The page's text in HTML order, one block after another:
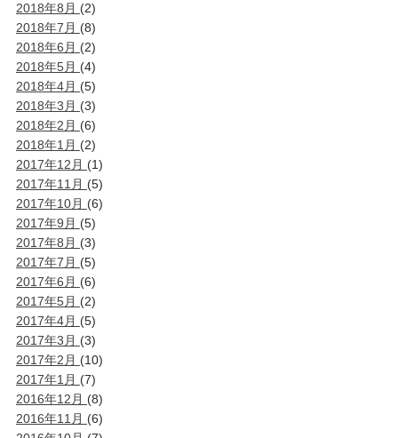
2018年8月 (2)
2018年7月 (8)
2018年6月 (2)
2018年5月 (4)
2018年4月 (5)
2018年3月 (3)
2018年2月 (6)
2018年1月 (2)
2017年12月 (1)
2017年11月 (5)
2017年10月 (6)
2017年9月 (5)
2017年8月 (3)
2017年7月 (5)
2017年6月 (6)
2017年5月 (2)
2017年4月 (5)
2017年3月 (3)
2017年2月 (10)
2017年1月 (7)
2016年12月 (8)
2016年11月 (6)